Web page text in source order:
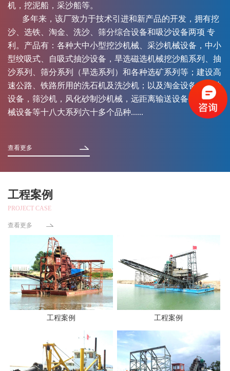
机，挖泥船，采沙船等。
多年来，该厂致力于技术引进和新产品的开发，拥有挖
沙、选铁、淘金、洗沙、筛分综合设备和吸沙设备两项 专
利。产品有：各种大中小型挖沙机械、采沙机械设备，中小
型绞吸式、自吸式抽沙设备，旱选磁选机械挖沙船系列、抽
沙系列、筛分系列（旱选系列）和各种选矿系列等；建设高
速公路、铁路所用的洗石机及洗沙机；以及淘金设备，运沙
设备，筛沙机，风化砂制沙机械，远距离输送设备，异型机
械设备等十八大系列六十多个品种......
查看更多
工程案例
PROJECT CASE
查看更多
工程案例 工程案例